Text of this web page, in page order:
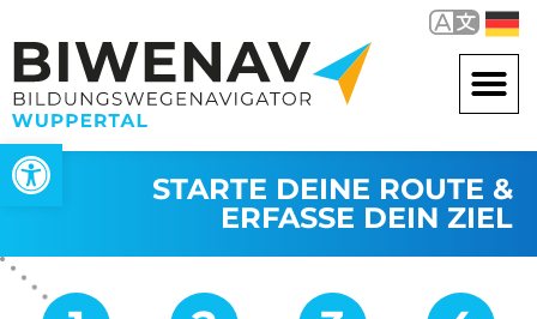
Werkzeugleiste öffnen
STARTE DEINE ROUTE &
ERFASSE DEIN ZIEL